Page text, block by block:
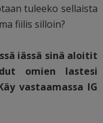
tuleeko sellaista
fiilis silloin?
iässä sinä aloitit
omien lastesi
vastaamassa IG